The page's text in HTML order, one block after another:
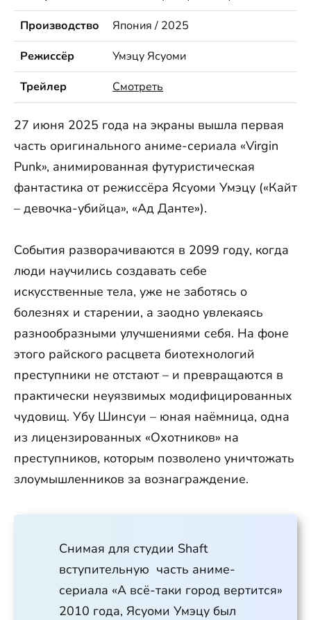
Производство
Япония / 2025
Режиссёр
Умэцу Ясуоми
Трейлер
Смотреть
27 июня 2025 года на экраны вышла первая
часть оригинального аниме-сериала «Virgin
Punk», анимированная футуристическая
фантастика от режиссёра Ясуоми Умэцу («Кайт
– девочка-убийца», «Ад Данте»).
События разворачиваются в 2099 году, когда
люди научились создавать себе
искусственные тела, уже не заботясь о
болезнях и старении, а заодно увлекаясь
разнообразными улучшениями себя. На фоне
этого райского расцвета биотехнологий
преступники не отстают – и превращаются в
практически неуязвимых модифицированных
чудовищ. Убу Шинсуи – юная наёмница, одна
из лицензированных «Охотников» на
преступников, которым позволено уничтожать
злоумышленников за вознаграждение.
Снимая для студии Shaft
вступительную часть аниме-
сериала «А всё-таки город вертится»
2010 года, Ясуоми Умэцу был